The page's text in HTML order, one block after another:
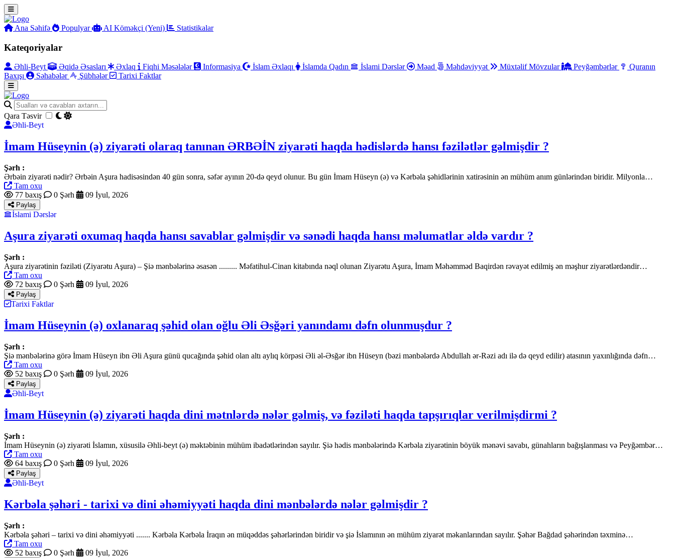
Ana Səhifə Populyar AI Köməkçi (Yeni) Statistikalar
Kateqoriyalar
Əhli-Beyt Əqidə Əsasları Əxlaq Fiqhi Məsələlər Informasiya İslam Əxlaqı İslamda Qadın İslami Dərslər Məad Məhdəviyyət Müxtəlif Mövzular Peyğəmbərlər
Quranın
Baxışı
Səhabələr Şübhələr Tarixi Faktlar
Qara Təsvir
Əhli-Beyt
İmam Hüseynin (ə) ziyarəti olaraq tanınan ƏRBƏİN ziyarəti haqda hədislərdə hansı fəzilətlər gəlmişdir ?
Şərh :
Ərbəin ziyarəti nədir? Ərbəin Aşura hadisəsindən 40 gün sonra, səfər ayının 20-də qeyd olunur. Bu gün İmam Hüseyn (ə) və Kərbəla şəhidlərinin xatirəsinin ən mühüm anım günlərindən biridir. Milyonla…
Tam oxu
77 baxış
0 Şərh 09 İyul, 2026
Paylaş
İslami Dərslər
Aşura ziyarəti oxumaq haqda hansı savablar gəlmişdir və sənədi haqda hansı məlumatlar əldə vardır ?
Şərh :
Aşura ziyarətinin fəziləti (Ziyarətu Aşura) – Şiə mənbələrinə əsasən ......... Məfatihul-Cinan kitabında nəql olunan Ziyarətu Aşura, İmam Məhəmməd Baqirdən rəvayət edilmiş ən məşhur ziyarətlərdəndir…
Tam oxu
72 baxış
0 Şərh 09 İyul, 2026
Paylaş
Tarixi Faktlar
İmam Hüseynin (ə) oxlanaraq şəhid olan oğlu Əli Əsğəri yanındamı dəfn olunmuşdur ?
Şərh :
Şiə mənbələrinə görə İmam Hüseyn ibn Əli Aşura günü qucağında şəhid olan altı aylıq körpəsi Əli əl-Əsğər ibn Hüseyn (bəzi mənbələrdə Abdullah ər-Rəzi adı ilə də qeyd edilir) atasının yaxınlığında dəfn…
Tam oxu
52 baxış
0 Şərh 09 İyul, 2026
Paylaş
Əhli-Beyt
İmam Hüseynin (ə) ziyarəti haqda dini mətnlərdə nələr gəlmiş, və fəziləti haqda tapşırıqlar verilmişdirmi ?
Şərh :
İmam Hüseynin (ə) ziyarəti İslamın, xüsusilə Əhli-beyt (ə) məktəbinin mühüm ibadətlərindən sayılır. Şiə hədis mənbələrində Kərbəla ziyarətinin böyük mənəvi savabı, günahların bağışlanması və Peyğəmbər…
Tam oxu
64 baxış
0 Şərh 09 İyul, 2026
Paylaş
Əhli-Beyt
Kərbəla şəhəri - tarixi və dini əhəmiyyəti haqda dini mənbələrdə nələr gəlmişdir ?
Şərh :
Kərbəla şəhəri – tarixi və dini əhəmiyyəti ....... Kərbəla Kərbəla İraqın ən müqəddəs şəhərlərindən biridir və şiə İslamının ən mühüm ziyarət məkanlarından sayılır. Şəhər Bağdad şəhərindən təxminə…
Tam oxu
52 baxış
0 Şərh 09 İyul, 2026